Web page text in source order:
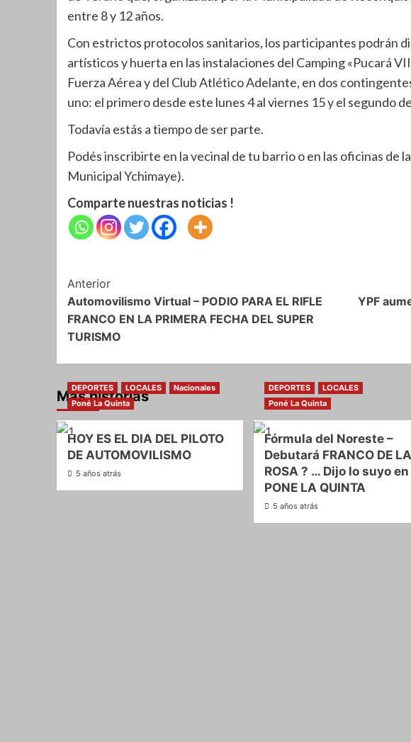
entre 8 y 12 años.
Con estrictos protocolos sanitarios, los participantes podrán
artísticos y huerta en las instalaciones del Camping «Pucará
Fuerza Aérea y del Club Atlético Adelante, en dos
uno: el primero desde este lunes 4 al viernes 15 y el segundo
Todavía estás a tiempo de ser parte.
Podés inscribirte en la vecinal de tu barrio o en las oficinas de
Municipal Ychimaye).
Comparte nuestras noticias !
Navegación
de
entradas
Anterior
Automovilismo Virtual – PODIO PARA EL RIFLE
FRANCO EN LA PRIMERA FECHA DEL SUPER
TURISMO
YPF
Más historias
DEPORTES LOCALES
Nacionales
Poné La Quinta
HOY ES EL DIA DEL PILOTO
DE AUTOMOVILISMO
5 años atrás
DEPORTES
LOCALES
Poné La Quinta
Fórmula del Noreste –
Debutará FRANCO DE LA
ROSA ? … Dijo lo suyo en
PONE LA QUINTA
5 años atrás